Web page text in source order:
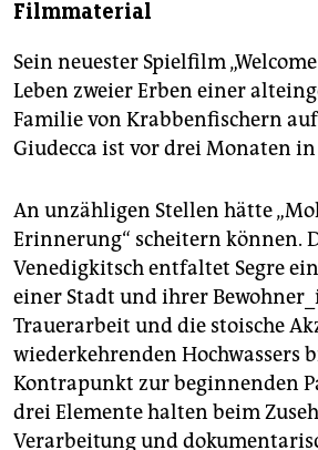
Filmmaterial
Sein neuester Spielfilm
Leben zweier Erben einer
Familie von Krabbenfischern
Giudecca ist vor drei Monaten
An unzähligen Stellen hätte
Erinnerung“ scheitern können.
Venedigkitsch entfaltet Segre
einer Stadt und ihrer
Trauerarbeit und die stoische
wiederkehrenden Hochwassers
Kontrapunkt zur beginnenden
drei Elemente halten beim
Verarbeitung und